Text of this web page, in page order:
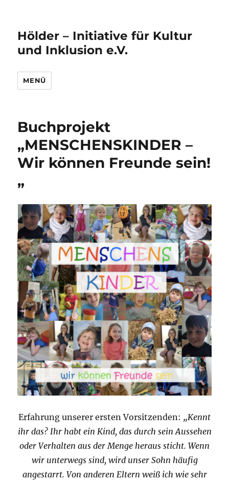
Hölder – Initiative für Kultur
und Inklusion e.V.
MENÜ
Buchprojekt
„MENSCHENSKINDER –
Wir können Freunde sein!
„
Erfahrung unserer ersten Vorsitzenden: „Kennt
ihr das? Ihr habt ein Kind, das durch sein Aussehen
oder Verhalten aus der Menge heraus sticht. Wenn
wir unterwegs sind, wird unser Sohn häufig
angestarrt. Von anderen Eltern weiß ich wie sehr